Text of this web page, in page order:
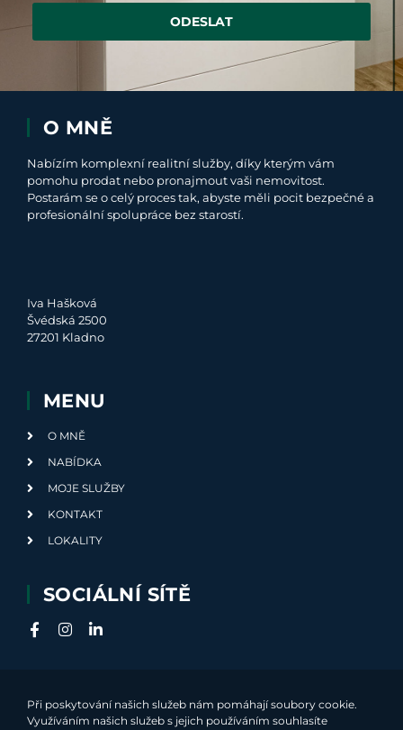
ODESLAT
O MNĚ
Nabízím komplexní realitní služby, díky kterým vám
pomohu prodat nebo pronajmout vaši nemovitost.
Postarám se o celý proces tak, abyste měli pocit bezpečné a
profesionální spolupráce bez starostí.
Iva Hašková
Švédská 2500
27201 Kladno
MENU
O MNĚ
NABÍDKA
MOJE SLUŽBY
KONTAKT
LOKALITY
SOCIÁLNÍ SÍTĚ
Při poskytování našich služeb nám pomáhají soubory cookie.
Využíváním našich služeb s jejich používáním souhlasíte